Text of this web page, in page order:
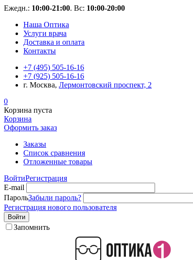
Ежедн.: 10:00-21:00. Вс: 10:00-20:00
Наша Оптика
Услуги врача
Доставка и оплата
Контакты
+7 (495) 505-16-16
+7 (925) 505-16-16
г. Москва, Лермонтовский проспект, 2
0
Корзина пуста
Корзина
Оформить заказ
Заказы
Список сравнения
Отложенные товары
ВойтиРегистрация
E-mail
ПарольЗабыли пароль?
Регистрация нового пользователя
Войти
Запомнить